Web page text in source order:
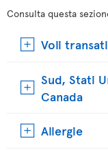
Consulta questa
Voli
Sud, Stati
Canada
Allergie